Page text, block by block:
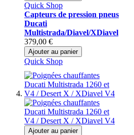
Quick Shop
Capteurs de pression pneus
Ducati
Multistrada/Diavel/XDiavel
379,00 €
Ajouter au panier
Quick Shop
Ajouter au panier